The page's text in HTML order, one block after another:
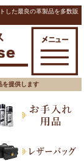
した最良の革製品を多数販
を提供します